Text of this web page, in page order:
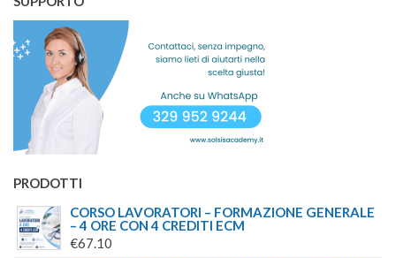
PRODOTTI
CORSO LAVORATORI – FORMAZIONE GENERALE
– 4 ORE CON 4 CREDITI ECM
€67.10